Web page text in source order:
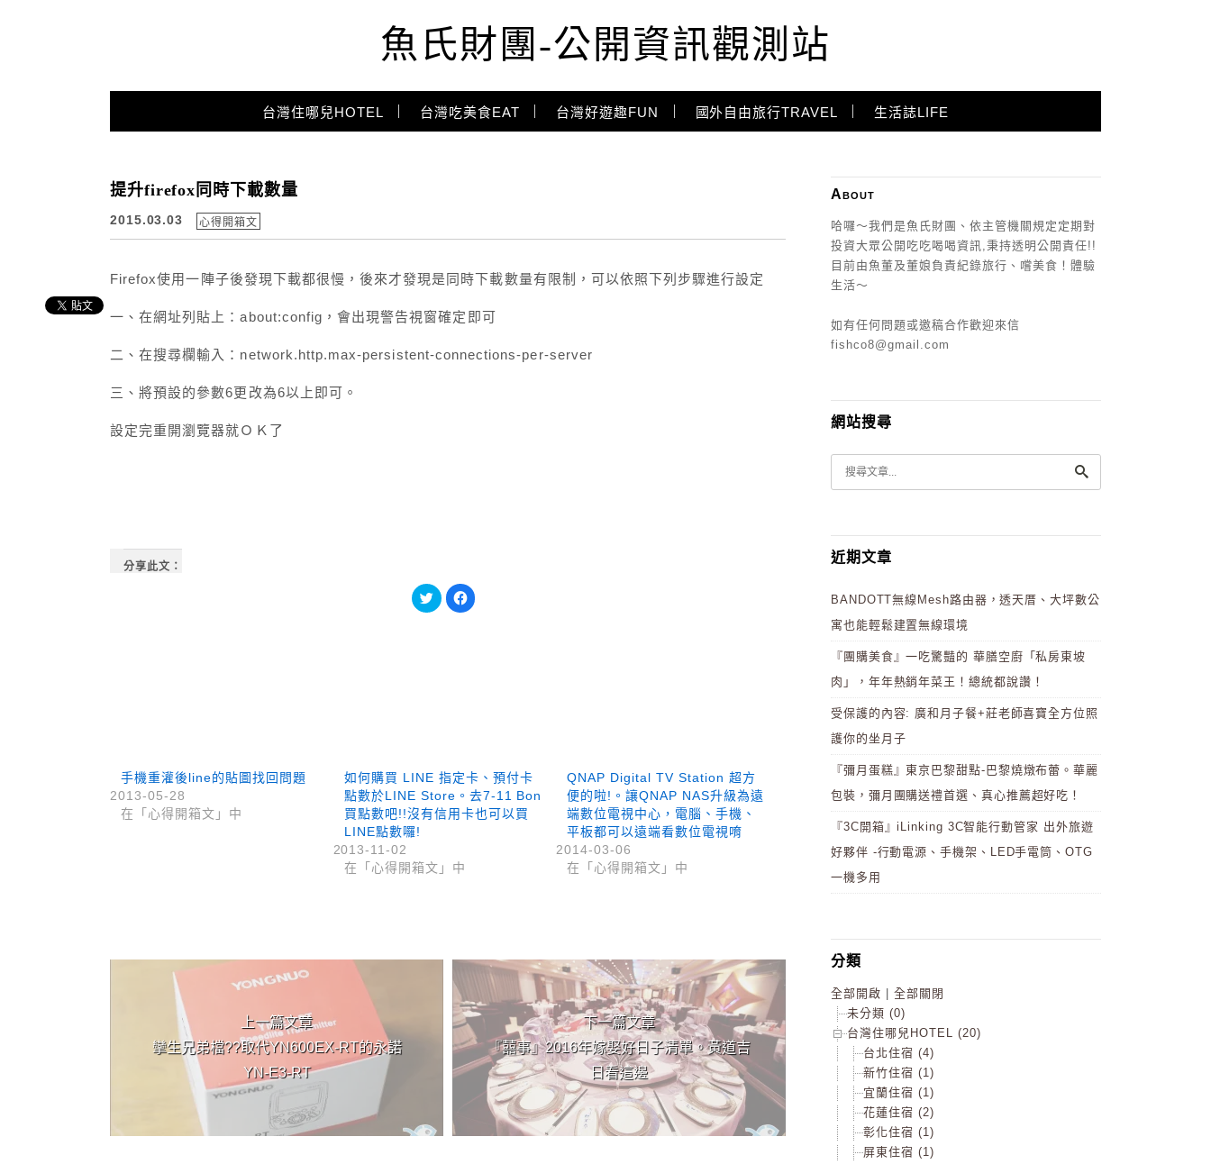
魚氏財團-公開資訊觀測站
台灣住哪兒HOTEL 台灣吃美食EAT 台灣好遊趣FUN 國外自由旅行TRAVEL 生活誌LIFE
提升firefox同時下載數量
2015.03.03 心得開箱文
Firefox使用一陣子後發現下載都很慢，後來才發現是同時下載數量有限制，可以依照下列步驟進行設定
一、在網址列貼上：about:config，會出現警告視窗確定即可
二、在搜尋欄輸入：network.http.max-persistent-connections-per-server
三、將預設的參數6更改為6以上即可。
設定完重開瀏覽器就ＯＫ了
分享此文：
分
享
按
一
手機重灌後line的貼圖找回問題
2013-05-28
在「心得開箱文」中
如何購買 LINE 指定卡、預付卡
點數於LINE Store。去7-11 Bon
買點數吧!!沒有信用卡也可以買
LINE點數囉!
2013-11-02
在「心得開箱文」中
QNAP Digital TV Station 超方
便的啦!。讓QNAP NAS升級為遠
端數位電視中心，電腦、手機、
平板都可以遠端看數位電視唷
2014-03-06
在「心得開箱文」中
上 / 下一篇文章
上一篇文章
攣生兄弟檔??取代YN600EX-RT的永諾
YN-E3-RT
下一篇文章
『囍事』2016年嫁娶好日子清單。黃道吉
日看這邊
About
哈囉～我們是魚氏財團、依主管機關規定定期對
投資大眾公開吃吃喝喝資訊,秉持透明公開責任!!
目前由魚董及董娘負責紀錄旅行、嚐美食！體驗
生活～
如有任何問題或邀稿合作歡迎來信
fishco8@gmail.com
網站搜尋
近期文章
BANDOTT無線Mesh路由器，透天厝、大坪數公
寓也能輕鬆建置無線環境
『團購美食』一吃驚豔的 華膳空廚「私房東坡
肉」，年年熱銷年菜王！總統都說讚！
受保護的內容: 廣和月子餐+莊老師喜寶全方位照
護你的坐月子
『彌月蛋糕』東京巴黎甜點-巴黎燒燉布蕾。華麗
包裝，彌月團購送禮首選、真心推薦超好吃！
『3C開箱』iLinking 3C智能行動管家 出外旅遊
好夥伴 -行動電源、手機架、LED手電筒、OTG
一機多用
分類
全部開啟
全部關閉
未分類 (0)
台灣住哪兒HOTEL (20)
台北住宿 (4)
新竹住宿 (1)
宜蘭住宿 (1)
花蓮住宿 (2)
彰化住宿 (1)
屏東住宿 (1)